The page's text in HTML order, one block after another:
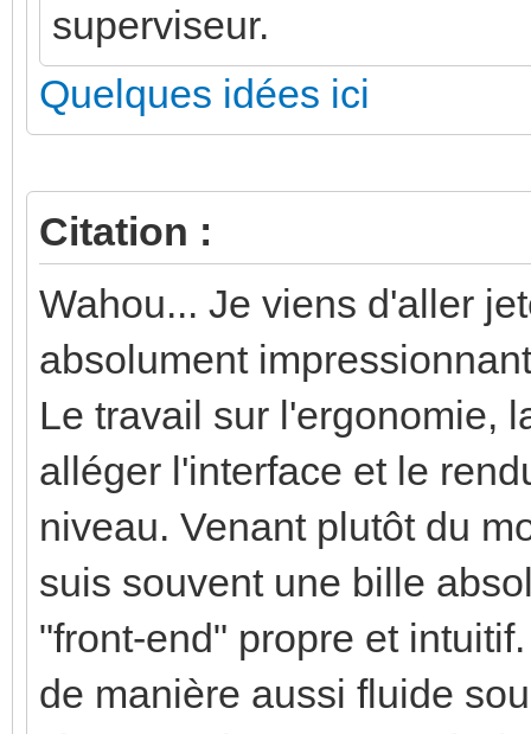
superviseur.
Quelques idées ici
Citation :
Wahou... Je viens d'aller
absolument
Le travail sur l'ergonomie,
alléger l'interface et le
niveau. Venant plutôt du
suis souvent une bille
"front-end" propre et
de manière aussi fluide